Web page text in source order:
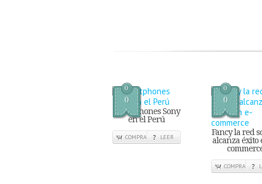
0
0
smartphones Sony
en el Perú
COMPRA LEER
0
0
Fancy la red
alcanza éxito
COMPRA